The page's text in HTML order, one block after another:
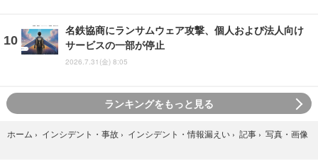
名鉄協商にランサムウェア攻撃、個人および法人向け
サービスの一部が停止
2026.7.31(金) 8:05
ランキングをもっと見る
ホーム › インシデント・事故 › インシデント・情報漏えい › 記事 › 写真・画像